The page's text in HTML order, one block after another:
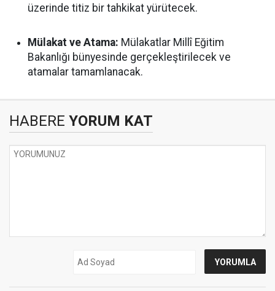
üzerinde titiz bir tahkikat yürütecek.
Mülakat ve Atama: Mülakatlar Millî Eğitim
Bakanlığı bünyesinde gerçekleştirilecek ve
atamalar tamamlanacak.
HABERE YORUM KAT